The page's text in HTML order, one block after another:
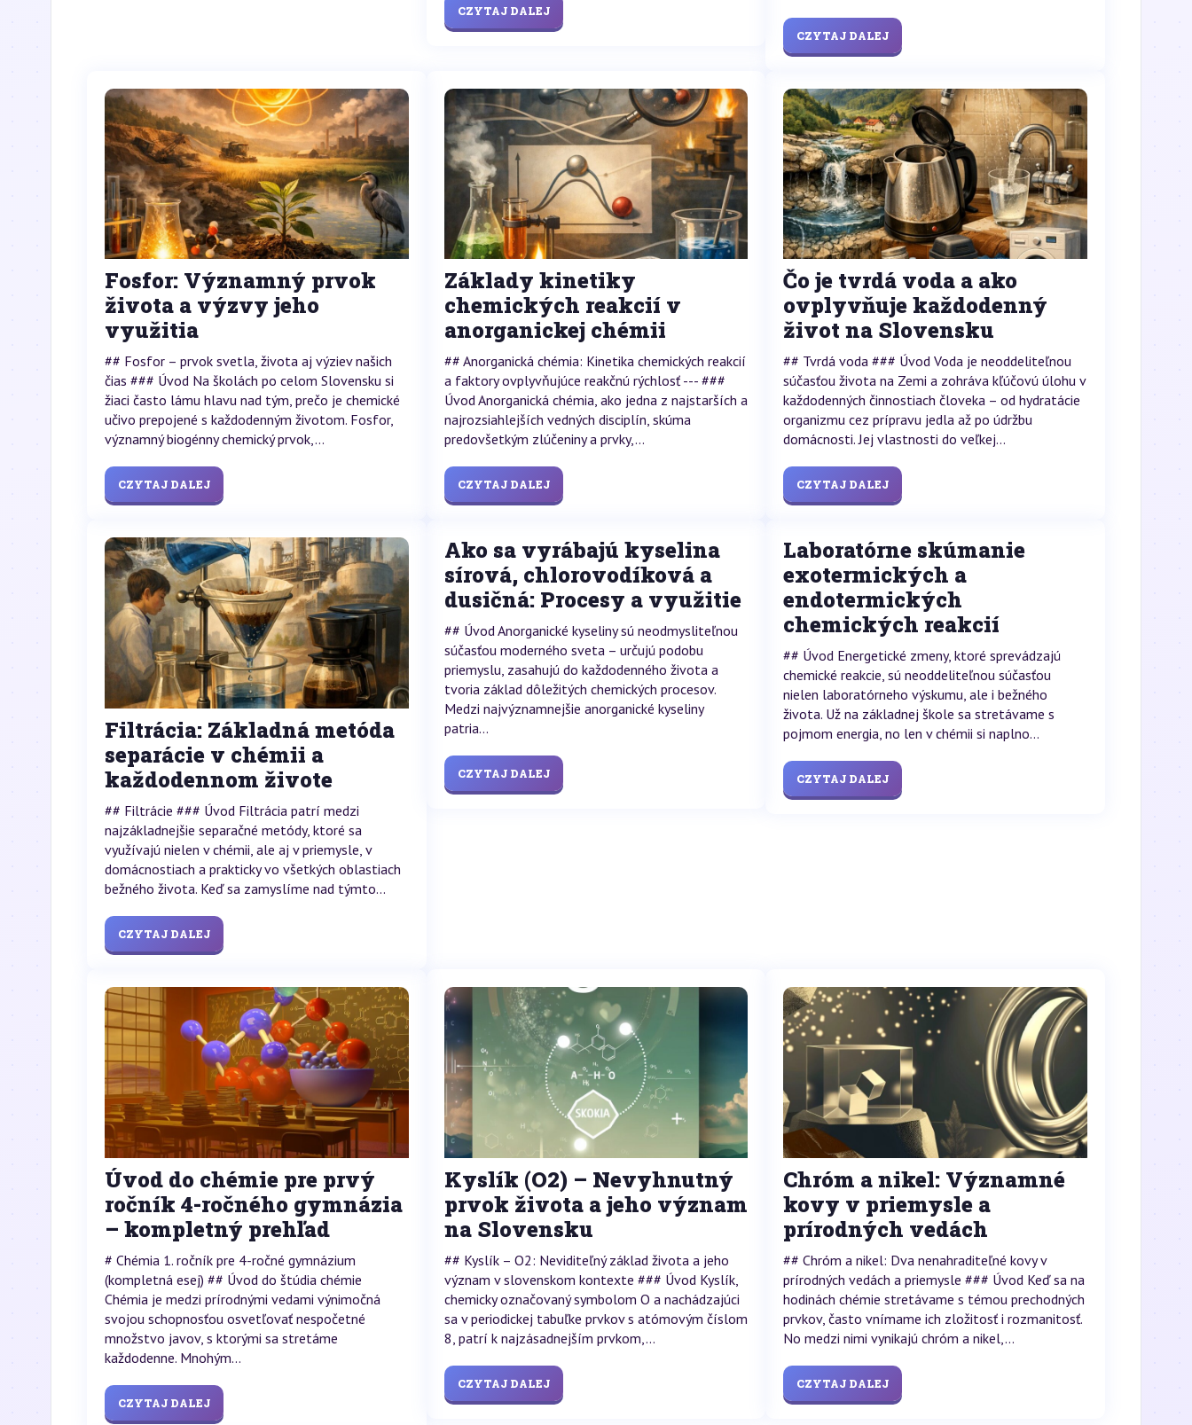
CZYTAJ DALEJ
CZYTAJ DALEJ
Fosfor: Významný prvok
života a výzvy jeho
využitia
## Fosfor – prvok svetla, života aj výziev našich
čias ### Úvod Na školách po celom Slovensku si
žiaci často lámu hlavu nad tým, prečo je chemické
učivo prepojené s každodenným životom. Fosfor,
významný biogénny chemický prvok,...
CZYTAJ DALEJ
Základy kinetiky
chemických reakcií v
anorganickej chémii
## Anorganická chémia: Kinetika chemických reakcií
a faktory ovplyvňujúce reakčnú rýchlosť --- ###
Úvod Anorganická chémia, ako jedna z najstarších a
najrozsiahlejších vedných disciplín, skúma
predovšetkým zlúčeniny a prvky,...
CZYTAJ DALEJ
Čo je tvrdá voda a ako
ovplyvňuje každodenný
život na Slovensku
## Tvrdá voda ### Úvod Voda je neoddeliteľnou
súčasťou života na Zemi a zohráva kľúčovú úlohu v
každodenných činnostiach človeka – od hydratácie
organizmu cez prípravu jedla až po údržbu
domácnosti. Jej vlastnosti do veľkej...
CZYTAJ DALEJ
Filtrácia: Základná metóda
separácie v chémii a
každodennom živote
## Filtrácie ### Úvod Filtrácia patrí medzi
najzákladnejšie separačné metódy, ktoré sa
využívajú nielen v chémii, ale aj v priemysle, v
domácnostiach a prakticky vo všetkých oblastiach
bežného života. Keď sa zamyslíme nad týmto...
CZYTAJ DALEJ
Ako sa vyrábajú kyselina
sírová, chlorovodíková a
dusičná: Procesy a využitie
## Úvod Anorganické kyseliny sú neodmysliteľnou
súčasťou moderného sveta – určujú podobu
priemyslu, zasahujú do každodenného života a
tvoria základ dôležitých chemických procesov.
Medzi najvýznamnejšie anorganické kyseliny
patria...
CZYTAJ DALEJ
Laboratórne skúmanie
exotermických a
endotermických
chemických reakcií
## Úvod Energetické zmeny, ktoré sprevádzajú
chemické reakcie, sú neoddeliteľnou súčasťou
nielen laboratórneho výskumu, ale i bežného
života. Už na základnej škole sa stretávame s
pojmom energia, no len v chémii si naplno...
CZYTAJ DALEJ
Úvod do chémie pre prvý
ročník 4-ročného gymnázia
– kompletný prehľad
# Chémia 1. ročník pre 4-ročné gymnázium
(kompletná esej) ## Úvod do štúdia chémie
Chémia je medzi prírodnými vedami výnimočná
svojou schopnosťou osvetľovať nespočetné
množstvo javov, s ktorými sa stretáme
každodenne. Mnohým...
CZYTAJ DALEJ
Kyslík (O2) – Nevyhnutný
prvok života a jeho význam
na Slovensku
## Kyslík – O2: Neviditeľný základ života a jeho
význam v slovenskom kontexte ### Úvod Kyslík,
chemicky označovaný symbolom O a nachádzajúci
sa v periodickej tabuľke prvkov s atómovým číslom
8, patrí k najzásadnejším prvkom,...
CZYTAJ DALEJ
Chróm a nikel: Významné
kovy v priemysle a
prírodných vedách
## Chróm a nikel: Dva nenahraditeľné kovy v
prírodných vedách a priemysle ### Úvod Keď sa na
hodinách chémie stretávame s témou prechodných
prvkov, často vnímame ich zložitosť i rozmanitosť.
No medzi nimi vynikajú chróm a nikel,...
CZYTAJ DALEJ